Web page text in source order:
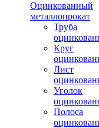
Оцинкованный
металлопрокат
Труба
Круг
Лист
Уголок
Полоса